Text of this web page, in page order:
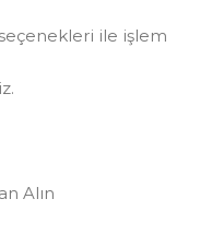
ile işlem
Alın